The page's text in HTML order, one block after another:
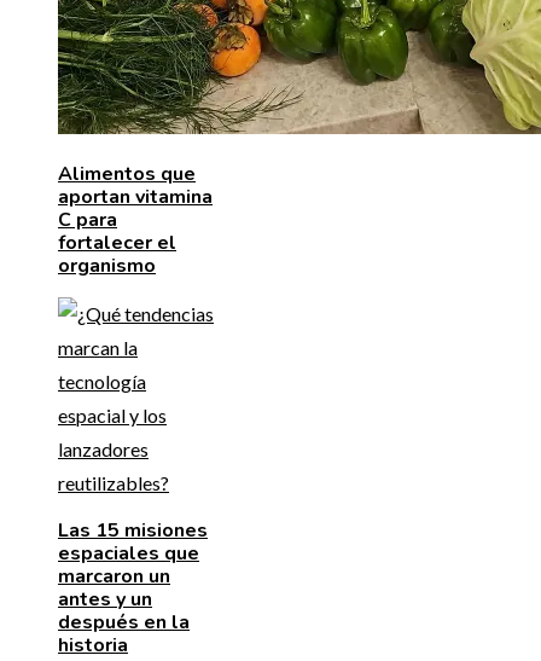
Alimentos que
aportan vitamina
C para
fortalecer el
organismo
Las 15 misiones
espaciales que
marcaron un
antes y un
después en la
historia